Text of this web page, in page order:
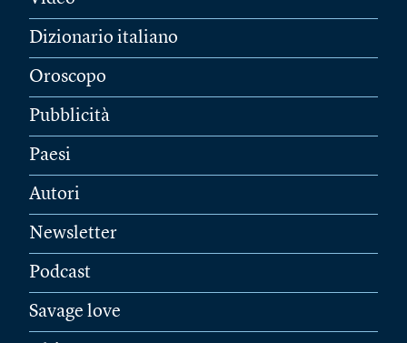
Dizionario italiano
Oroscopo
Pubblicità
Paesi
Autori
Newsletter
Podcast
Savage love